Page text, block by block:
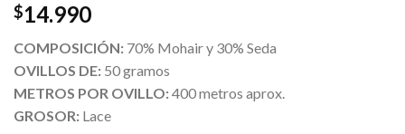
$14.990
COMPOSICIÓN: 70% Mohair y 30% Seda
OVILLOS DE: 50 gramos
METROS POR OVILLO:400 metros aprox.
GROSOR: Lace